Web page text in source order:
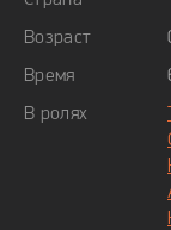
Главному герою
осмыслить для
него, он также
человек. Его
неправильными,
Возраст
Время
В ролях